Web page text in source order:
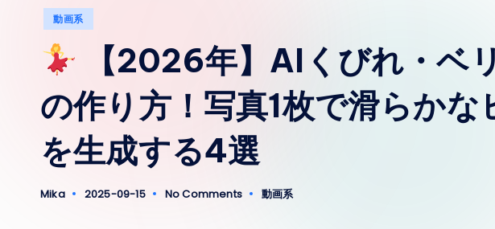
Posted
動画系
【2026年】AIくびれ・ベ
の作り方！写真1枚で滑らかな
を生成する4選
Posted
Mika 2025-09-15 No Comments Posted
動画系